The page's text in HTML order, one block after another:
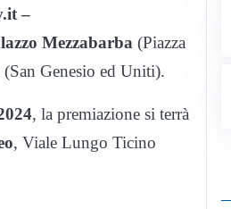
–
Mezzabarba (Piazza
Genesio ed Uniti).
, la premiazione si terrà
, Viale Lungo Ticino